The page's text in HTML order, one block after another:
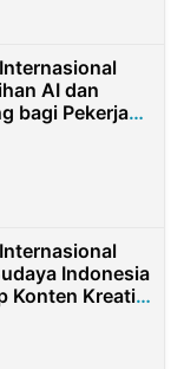
AI dan
bagi Pekerja
Taiwan
Indonesia
Konten Kreatif